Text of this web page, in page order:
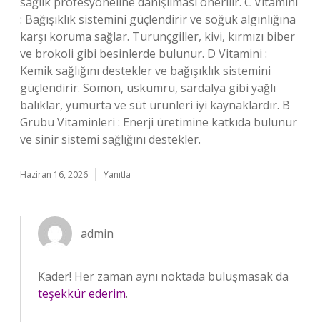
: Bağışıklık sistemini güçlendirir ve soğuk algınlığına
karşı koruma sağlar. Turunçgiller, kivi, kırmızı biber
ve brokoli gibi besinlerde bulunur. D Vitamini :
Kemik sağlığını destekler ve bağışıklık sistemini
güçlendirir. Somon, uskumru, sardalya gibi yağlı
balıklar, yumurta ve süt ürünleri iyi kaynaklardır. B
Grubu Vitaminleri : Enerji üretimine katkıda bulunur
ve sinir sistemi sağlığını destekler.
Haziran 16, 2026 Yanıtla
admin
Kader! Her zaman aynı noktada buluşmasak da
teşekkür ederim.